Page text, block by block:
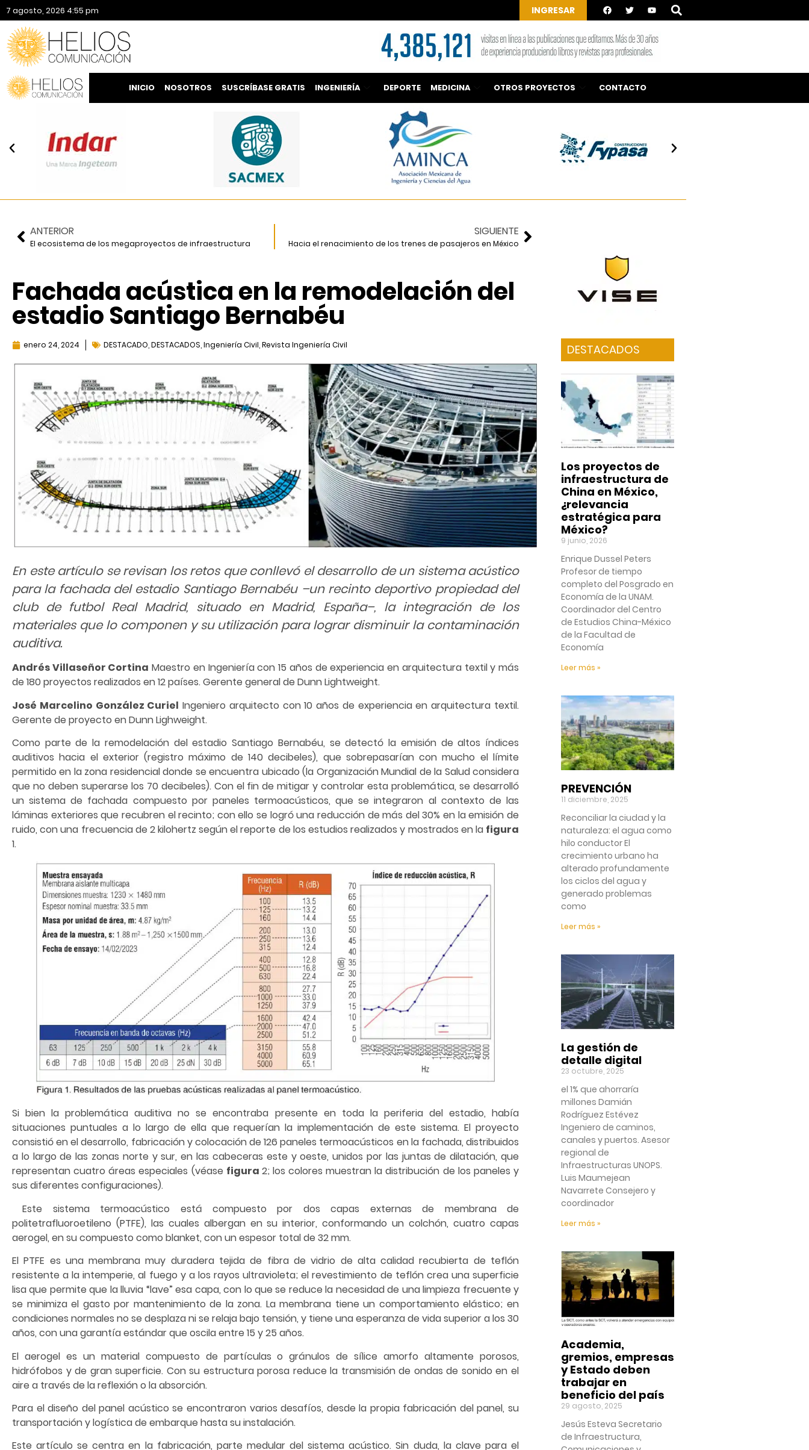
7 agosto, 2026 4:55 pm INGRESAR
INICIO NOSOTROS SUSCRÍBASE GRATIS INGENIERÍA DEPORTE MEDICINA OTROS PROYECTOS CONTACTO
ANTERIOR
El ecosistema de los megaproyectos de infraestructura
SIGUIENTE
Hacia el renacimiento de los trenes de pasajeros en México
Fachada acústica en la remodelación del
estadio Santiago Bernabéu
enero 24, 2024 DESTACADO DESTACADOS Ingeniería Civil Revista Ingeniería Civil
En este artículo se revisan los retos que conllevó el desarrollo de un sistema acústico
para la fachada del estadio Santiago Bernabéu –un recinto deportivo propiedad del
club de futbol Real Madrid, situado en Madrid, España–, la integración de los
materiales que lo componen y su utilización para lograr disminuir la contaminación
auditiva.
Andrés Villaseñor Cortina Maestro en Ingeniería con 15 años de experiencia en arquitectura textil y más
de 180 proyectos realizados en 12 países. Gerente general de Dunn Lightweight.
José Marcelino González Curiel Ingeniero arquitecto con 10 años de experiencia en arquitectura textil.
Gerente de proyecto en Dunn Lighweight.
Como parte de la remodelación del estadio Santiago Bernabéu, se detectó la emisión de altos índices
auditivos hacia el exterior (registro máximo de 140 decibeles), que sobrepasarían con mucho el límite
permitido en la zona residencial donde se encuentra ubicado (la Organización Mundial de la Salud considera
que no deben superarse los 70 decibeles). Con el fin de mitigar y controlar esta problemática, se desarrolló
un sistema de fachada compuesto por paneles termoacústicos, que se integraron al contexto de las
láminas exteriores que recubren el recinto; con ello se logró una reducción de más del 30% en la emisión de
ruido, con una frecuencia de 2 kilohertz según el reporte de los estudios realizados y mostrados en la figura
1.
Si bien la problemática auditiva no se encontraba presente en toda la periferia del estadio, había
situaciones puntuales a lo largo de ella que requerían la implementación de este sistema. El proyecto
consistió en el desarrollo, fabricación y colocación de 126 paneles termoacústicos en la fachada, distribuidos
a lo largo de las zonas norte y sur, en las cabeceras este y oeste, unidos por las juntas de dilatación, que
representan cuatro áreas especiales (véase figura 2; los colores muestran la distribución de los paneles y
sus diferentes configuraciones).
Este sistema termoacústico está compuesto por dos capas externas de membrana de
politetrafluoroetileno (PTFE), las cuales albergan en su interior, conformando un colchón, cuatro capas
aerogel, en su compuesto como blanket, con un espesor total de 32 mm.
El PTFE es una membrana muy duradera tejida de fibra de vidrio de alta calidad recubierta de teflón
resistente a la intemperie, al fuego y a los rayos ultravioleta; el revestimiento de teflón crea una superficie
lisa que permite que la lluvia “lave” esa capa, con lo que se reduce la necesidad de una limpieza frecuente y
se minimiza el gasto por mantenimiento de la zona. La membrana tiene un comportamiento elástico; en
condiciones normales no se desplaza ni se relaja bajo tensión, y tiene una esperanza de vida superior a los 30
años, con una garantía estándar que oscila entre 15 y 25 años.
El aerogel es un material compuesto de partículas o gránulos de sílice amorfo altamente porosos,
hidrófobos y de gran superficie. Con su estructura porosa reduce la transmisión de ondas de sonido en el
aire a través de la reflexión o la absorción.
Para el diseño del panel acústico se encontraron varios desafíos, desde la propia fabricación del panel, su
transportación y logística de embarque hasta su instalación.
Este artículo se centra en la fabricación, parte medular del sistema acústico. Sin duda, la clave para el
DESTACADOS
Los proyectos de
infraestructura de
China en México,
¿relevancia
estratégica para
México?
9 junio, 2026
Enrique Dussel Peters
Profesor de tiempo
completo del Posgrado en
Economía de la UNAM.
Coordinador del Centro
de Estudios China-México
de la Facultad de
Economía
Leer más »
PREVENCIÓN
11 diciembre, 2025
Reconciliar la ciudad y la
naturaleza: el agua como
hilo conductor El
crecimiento urbano ha
alterado profundamente
los ciclos del agua y
generado problemas
como
Leer más »
La gestión de
detalle digital
23 octubre, 2025
el 1% que ahorraría
millones Damián
Rodríguez Estévez
Ingeniero de caminos,
canales y puertos. Asesor
regional de
Infraestructuras UNOPS.
Luis Maumejean
Navarrete Consejero y
coordinador
Leer más »
Academia,
gremios, empresas
y Estado deben
trabajar en
beneficio del país
29 agosto, 2025
Jesús Esteva Secretario
de Infraestructura,